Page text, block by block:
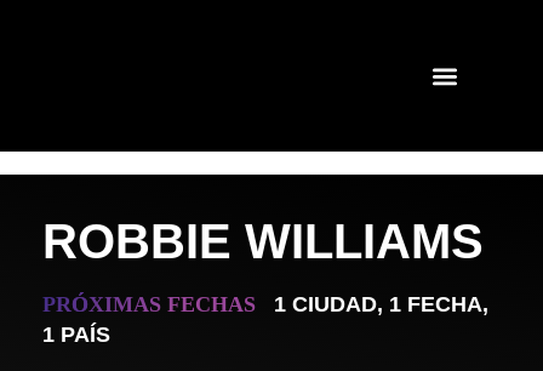
ROBBIE WILLIAMS
PRÓXIMAS FECHAS 1 CIUDAD, 1 FECHA,
1 PAÍS